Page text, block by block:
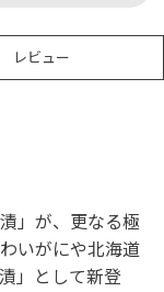
レビュー
」が、更なる極
いがにや北海道
」として新登